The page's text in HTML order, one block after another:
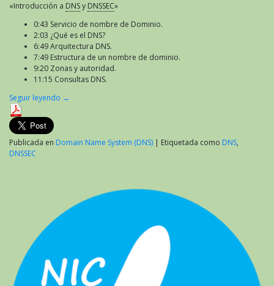
«Introducción a DNSy DNSSEC»
0:43 Servicio de nombre de Dominio.
2:03 ¿Qué es el DNS?
6:49 Arquitectura DNS.
7:49 Estructura de un nombre de dominio.
9:20 Zonas y autoridad.
11:15 Consultas DNS.
Seguir leyendo →
Publicada en Domain Name System (DNS) | Etiquetada como DNS,
DNSSEC